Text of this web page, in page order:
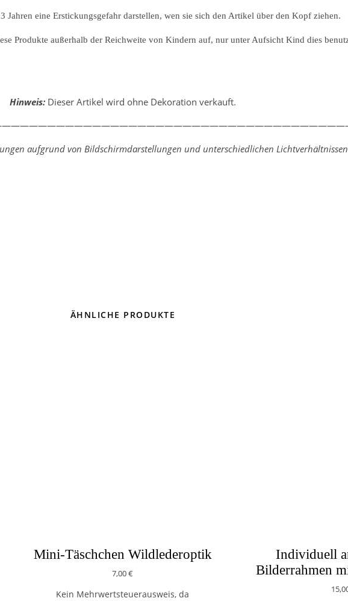
Jahren eine Erstickungsgefahr darstellen, wen sie sich den Artikel über den Kopf ziehen.
Produkte außerhalb der Reichweite von Kindern auf, nur unter Aufsicht Kind dies
Hinweis: Dieser Artikel wird ohne Dekoration verkauft.
aufgrund von Bildschirmdarstellungen und unterschiedlichen
ÄHNLICHE PRODUKTE
Mini-Täschchen Wildlederoptik
7,00€
Kein Mehrwertsteuerausweis, da
Individuell
Bilderrahmen